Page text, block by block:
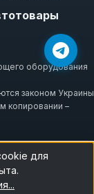
оборудования
законом Украины
копировании –
для